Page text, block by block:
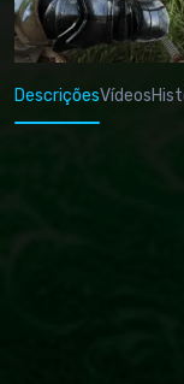
DescriçõesVídeos